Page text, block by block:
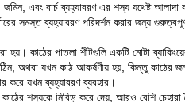
এবং বার্চ ব্যহ্যাবরণ এর শস্য যথেষ্ট আলাদা
সমস্ত ব্যহ্যাবরণ পরিদর্শন করার জন্য
হয়। কাঠের পাতলা শীটগুলি একটি মোটা
অথবা যখন কাঠ আকর্ষণীয় হয়, কিন্তু কাঠের
করে যখন ব্যহ্যাবরণ ব্যবহার।
কাঠের শস্যকে নিবিড় করে দেয়, আরও বেশি